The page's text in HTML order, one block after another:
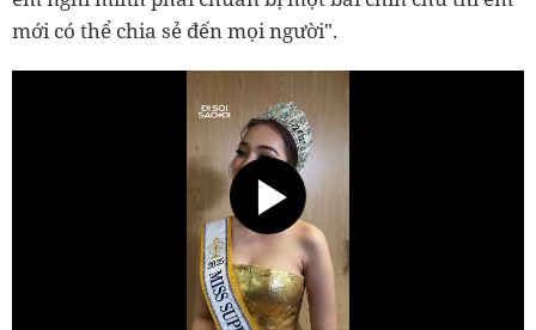
mới có thể chia sẻ đến mọi người".